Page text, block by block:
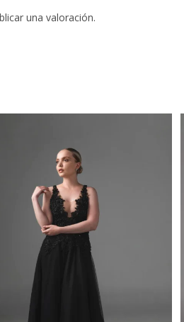
una valoración.